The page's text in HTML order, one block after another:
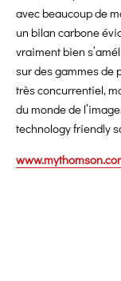
avec beaucoup de
un bilan carbone
vraiment bien
sur des gammes de
très concurrentiel,
du monde de
technology friendly